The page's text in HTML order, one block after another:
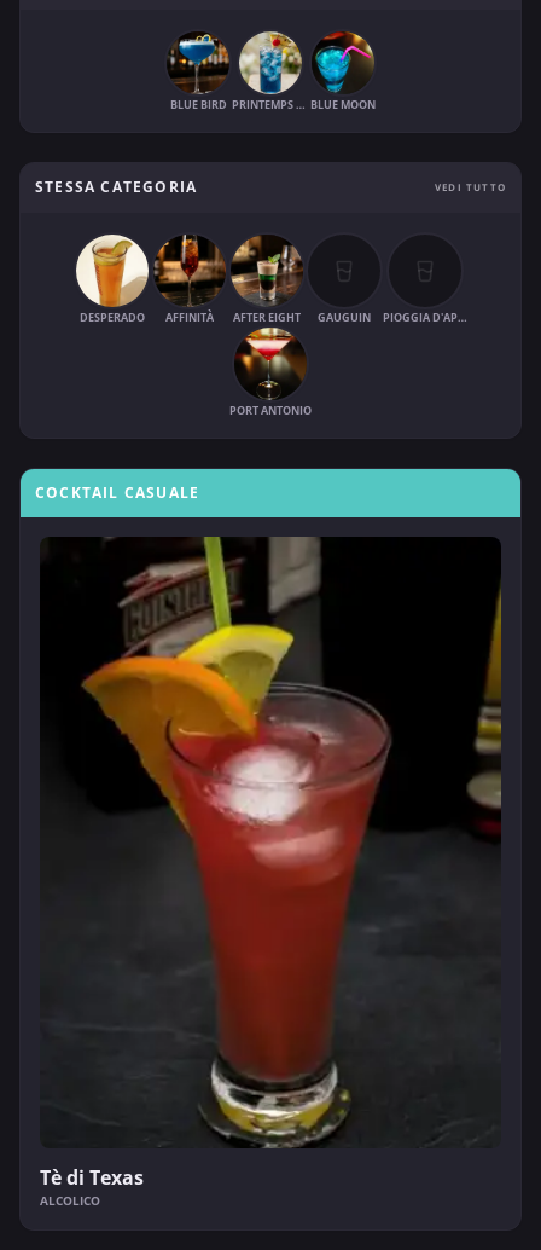
BLUE BIRD PRINTEMPS BLEU BLUE MOON
STESSA CATEGORIA VEDI TUTTO
DESPERADO AFFINITÀ AFTER EIGHT GAUGUIN PIOGGIA D'APRILE
PORT ANTONIO
COCKTAIL CASUALE
Tè di Texas
ALCOLICO